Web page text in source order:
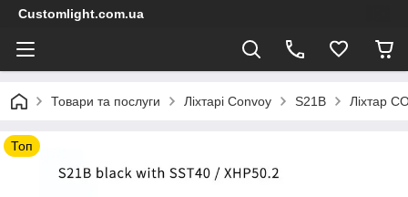
Customlight.com.ua
Товари та послуги Ліхтарі Convoy S21B Ліхтар
Топ